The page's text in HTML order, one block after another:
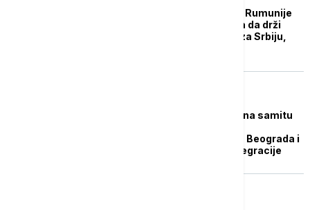
Evroparlamentarac iz Rumunije
za Euronews: EU mora da drži
svoja vrata otvorena za Srbiju,
Usvojena Deklaracija na samitu
Normalizacija odnosa Beograda i
Prištine ključna za integracije